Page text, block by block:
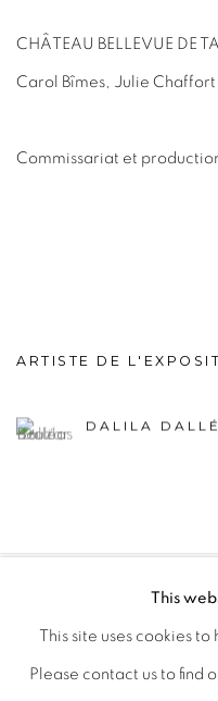
CHÂTEAU BELLEVUE DE
Carol Bîmes, Julie
Commissariat et
ARTISTE DE
DALILA
COPYRIGHT © 2026
SITE BY ARTLOGIC
This
This site uses cookies
Please contact us to find